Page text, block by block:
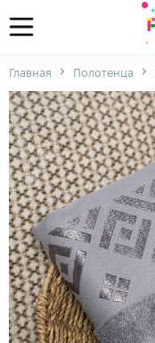
Главная Полотенца